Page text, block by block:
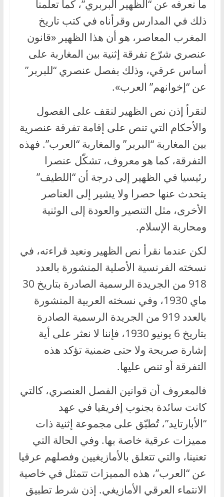
ما نعرفه عن “الظهير البربري”، كما تعلمنا
ذلك في المدارس وقرأناه في كتب تاريخ
المغرب المعاصر، هو أن هذا الظهير «قانون
عنصري شرّع تفرقة إثنية بين المغاربة على
أساس عرقي، وذلك بفصل عنصري “للبربر”
عن “إخوانهم” العرب».
لنقرأ إذن نص الظهير لنقف على الفصول
والأحكام التي تنص على إقامة تفرقة عنصرية
بين المغاربة “البربر” والمغاربة “العرب”. فهذه
التفرقة، كما هو معروف، تشكّل عنصرا
رئيسيا في الظهير إلى درجة أن “اللطيف”
يتحدث عنها حصرا ولا يشير إلى العناصر
الأخرى، مثل التنصير والعودة إلى الوثنية
ومحاربة الإسلام.
لكن عندما نقرأ نص الظهير ونعيد قراءته، في
نسخته الفرنسية الأصلية المنشورة بالعدد
918 من الجريدة الرسمية الصادرة بتاريخ 30
ماي 1930، وفي نسخته العربية المنشورة
بالعدد 919 من الجريدة الرسمية الصادرة
بتاريخ 6 يونيو 1930، فإننا لا نعثر على أية
إشارة صريحة ولا حتى ضمنية تؤكد هذه
التفرقة أو تنص عليها.
فالمعروف أن قوانين الفصل العنصري، كالتي
كانت سائدة بجنوب إفريقيا في عهد
“الأبارتايد”، تُطبّق على مجموعة إثنية ذات
مميزات عرقية خاصة بها. وفي الحالة التي
تعنينا، والتي تتعلق بالأمازيغيين وفصلهم عرقيا
عن “العرب”، هذه المميزات تتمثل في خاصية
الانتماء العرقي الأمازيغي. إذن شرط تطبيق